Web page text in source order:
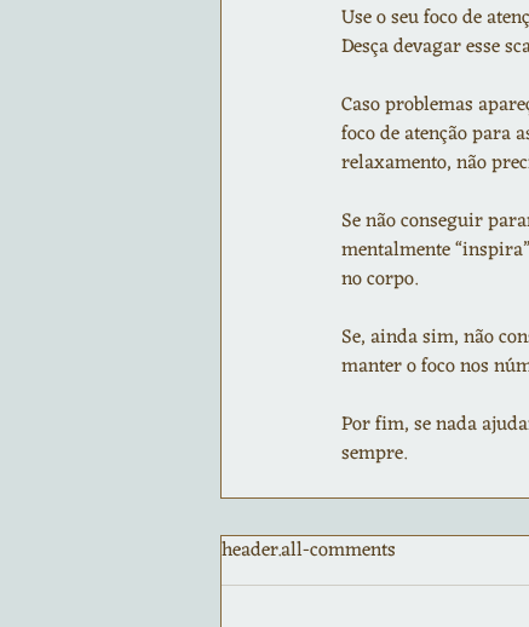
Use o seu foco de
Desça devagar esse
Caso problemas
foco de atenção para
relaxamento, não
Se não conseguir
mentalmente
no corpo.
Se, ainda sim, não
manter o foco nos
Por fim, se nada
sempre.
header.all-comments